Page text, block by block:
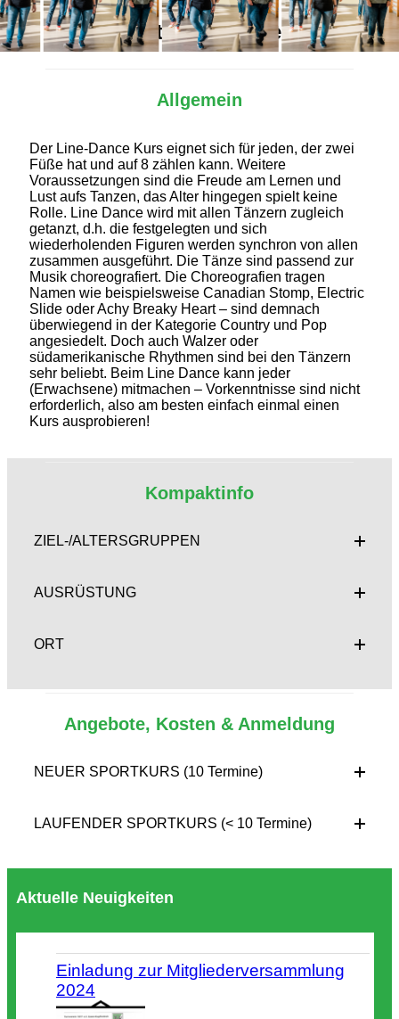
Alles Wichtige auf einen Blick
Allgemein
Der Line-Dance Kurs eignet sich für jeden, der zwei
Füße hat und auf 8 zählen kann. Weitere
Voraussetzungen sind die Freude am Lernen und
Lust aufs Tanzen, das Alter hingegen spielt keine
Rolle. Line Dance wird mit allen Tänzern zugleich
getanzt, d.h. die festgelegten und sich
wiederholenden Figuren werden synchron von allen
zusammen ausgeführt. Die Tänze sind passend zur
Musik choreografiert. Die Choreografien tragen
Namen wie beispielsweise Canadian Stomp, Electric
Slide oder Achy Breaky Heart – sind demnach
überwiegend in der Kategorie Country und Pop
angesiedelt. Doch auch Walzer oder
südamerikanische Rhythmen sind bei den Tänzern
sehr beliebt. Beim Line Dance kann jeder
(Erwachsene) mitmachen – Vorkenntnisse sind nicht
erforderlich, also am besten einfach einmal einen
Kurs ausprobieren!
Kompaktinfo
ZIEL-/ALTERSGRUPPEN
AUSRÜSTUNG
ORT
Angebote, Kosten & Anmeldung
NEUER SPORTKURS (10 Termine)
LAUFENDER SPORTKURS (< 10 Termine)
Aktuelle Neuigkeiten
Einladung zur Mitgliederversammlung
2024